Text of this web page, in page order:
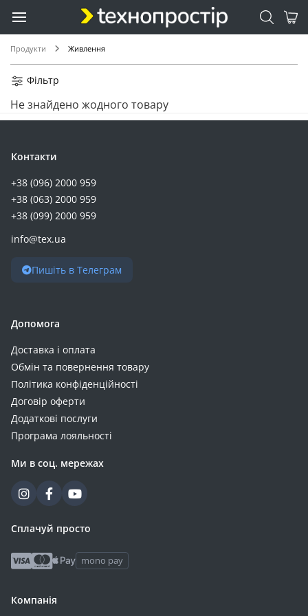
Продукти Живлення
Фільтр
Не знайдено жодного товару
Контакти
+38 (096) 2000 959
+38 (063) 2000 959
+38 (099) 2000 959
info@tex.ua
Пишіть в Телеграм
Допомога
Доставка і оплата
Обмін та повернення товару
Політика конфіденційності
Договір оферти
Додаткові послуги
Програма лояльності
Ми в соц. мережах
Сплачуй просто
mono pay
Компанія